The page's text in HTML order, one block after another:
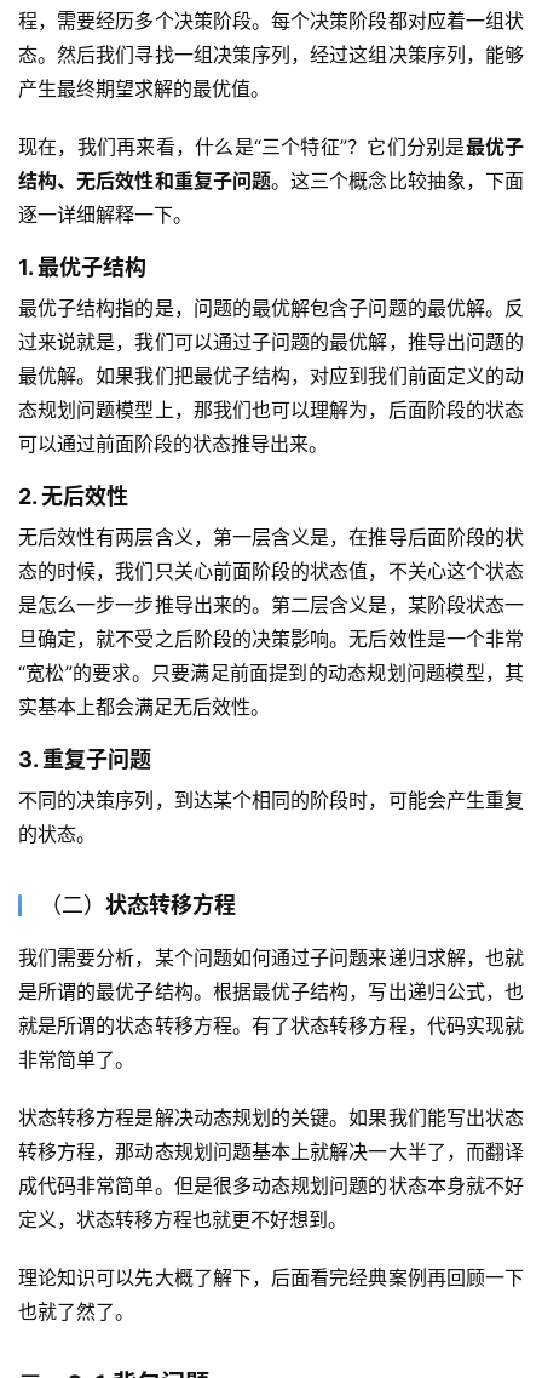
程，需要经历多个决策阶段。每个决策阶段都对应着一组状
态。然后我们寻找一组决策序列，经过这组决策序列，能够
产生最终期望求解的最优值。
现在，我们再来看，什么是“三个特征”？它们分别是最优子
结构、无后效性和重复子问题。这三个概念比较抽象，下面
逐一详细解释一下。
1. 最优子结构
最优子结构指的是，问题的最优解包含子问题的最优解。反
过来说就是，我们可以通过子问题的最优解，推导出问题的
最优解。如果我们把最优子结构，对应到我们前面定义的动
态规划问题模型上，那我们也可以理解为，后面阶段的状态
可以通过前面阶段的状态推导出来。
2. 无后效性
无后效性有两层含义，第一层含义是，在推导后面阶段的状
态的时候，我们只关心前面阶段的状态值，不关心这个状态
是怎么一步一步推导出来的。第二层含义是，某阶段状态一
旦确定，就不受之后阶段的决策影响。无后效性是一个非常
“宽松”的要求。只要满足前面提到的动态规划问题模型，其
实基本上都会满足无后效性。
3. 重复子问题
不同的决策序列，到达某个相同的阶段时，可能会产生重复
的状态。
（二） 状态转移方程
我们需要分析，某个问题如何通过子问题来递归求解，也就
是所谓的最优子结构。根据最优子结构，写出递归公式，也
就是所谓的状态转移方程。有了状态转移方程，代码实现就
非常简单了。
状态转移方程是解决动态规划的关键。如果我们能写出状态
转移方程，那动态规划问题基本上就解决一大半了，而翻译
成代码非常简单。但是很多动态规划问题的状态本身就不好
定义，状态转移方程也就更不好想到。
理论知识可以先大概了解下，后面看完经典案例再回顾一下
也就了然了。